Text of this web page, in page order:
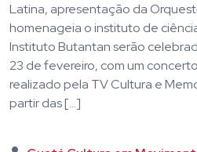
Latina, apresentação da
homenageia o instituto de
Instituto Butantan serão
23 de fevereiro, com um
realizado pela TV Cultura e
partir das […]